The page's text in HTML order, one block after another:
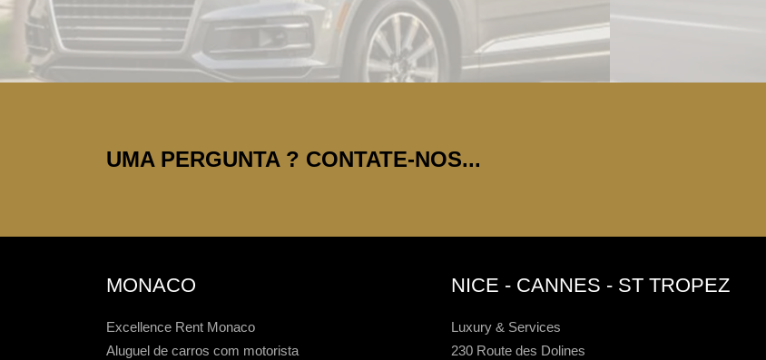
UMA PERGUNTA ? CONTATE-NOS...
MONACO
Excellence Rent Monaco
Aluguel de carros com motorista
NICE - CANNES - ST TROPEZ
Luxury & Services
230 Route des Dolines